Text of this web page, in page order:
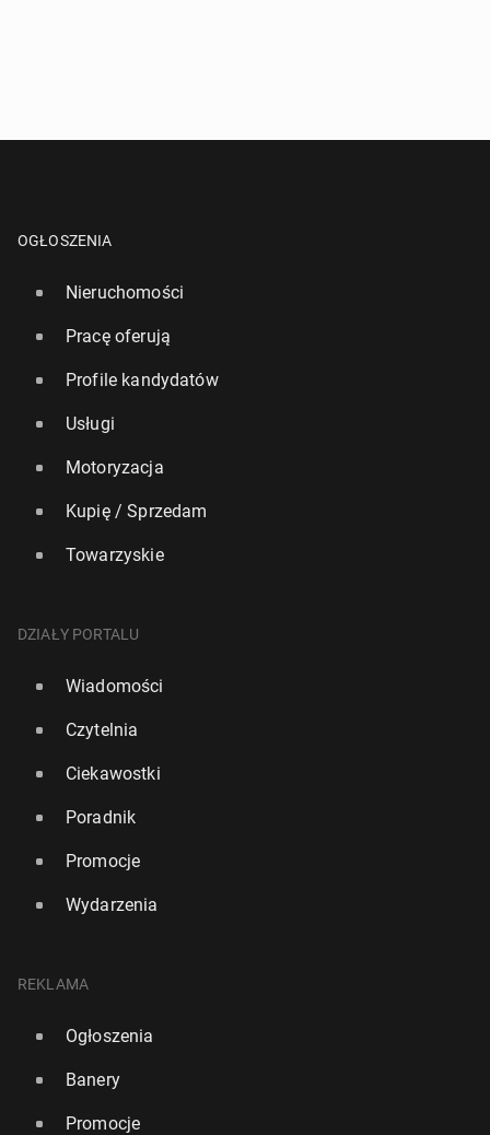
OGŁOSZENIA
Nieruchomości
Pracę oferują
Profile kandydatów
Usługi
Motoryzacja
Kupię / Sprzedam
Towarzyskie
DZIAŁY PORTALU
Wiadomości
Czytelnia
Ciekawostki
Poradnik
Promocje
Wydarzenia
REKLAMA
Ogłoszenia
Banery
Promocje